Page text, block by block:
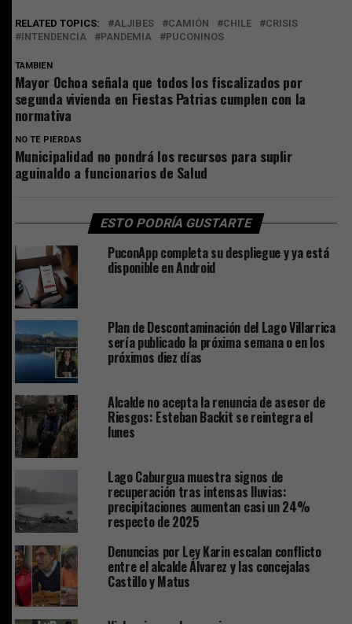
RELATED TOPICS: ALJIBES CAMIÓN CHILE
CRISIS
INTENDENCIA
PANDEMIA PUCONINOS
TAMBIEN
Mayor Ochoa señala que todos los fiscalizados por
segunda vivienda en Fiestas Patrias cumplen con la
normativa
NO TE PIERDAS
Municipalidad no pondrá los recursos para suplir
aguinaldo a funcionarios de Salud
ESTO PODRÍA GUSTARTE
PuconApp completa su despliegue y ya está
disponible en Android
Plan de Descontaminación del Lago Villarrica
sería publicado la próxima semana o en los
próximos diez días
Alcalde no acepta la renuncia de asesor de
Riesgos: Esteban Backit se reintegra el
lunes
Lago Caburgua muestra signos de
recuperación tras intensas lluvias:
precipitaciones aumentan casi un 24%
respecto de 2025
Denuncias por Ley Karin escalan conflicto
entre el alcalde Álvarez y las concejalas
Castillo y Matus